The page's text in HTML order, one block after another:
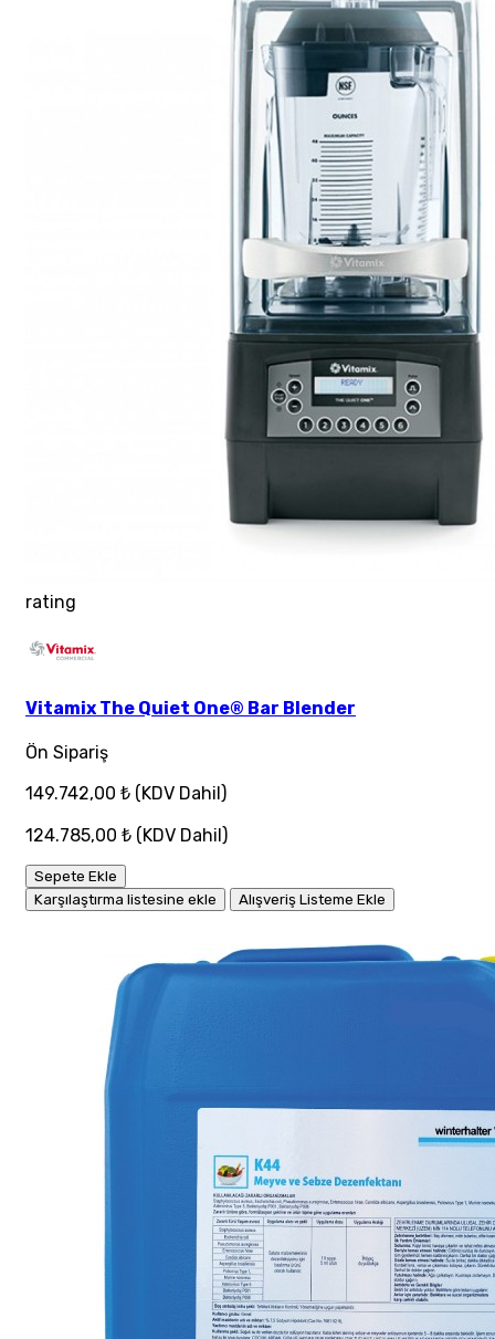
rating
Vitamix The Quiet One® Bar Blender
Ön Sipariş
149.742,00 ₺ (KDV Dahil)
124.785,00 ₺ (KDV Dahil)
Sepete Ekle
Karşılaştırma listesine ekle
Alışveriş Listeme Ekle